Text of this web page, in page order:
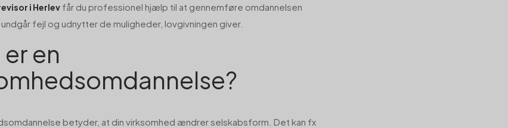
i Herlev får du professionel hjælp til at gennemføre omdannelsen
fejl og udnytter de muligheder, lovgivningen giver.
en
betyder, at din virksomhed ændrer selskabsform. Det kan fx